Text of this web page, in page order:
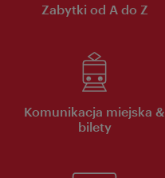
Zabytki od A do Z
Komunikacja miejska &
bilety